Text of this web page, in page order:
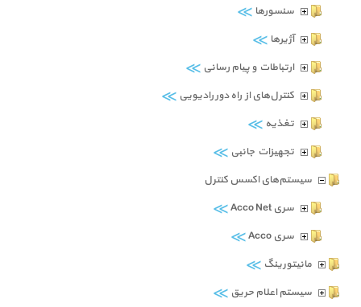
سنسورها ≫
آژیرها ≫
ارتباطات و پیام رسانی ≫
کنترل‌های از راه دور رادیویی ≫
تغذیه ≫
تجهیزات جانبی ≫
سیستم‌های اکسس کنترل
سری Acco Net
≫
سری Acco ≫
مانیتورینگ ≫
سیستم اعلام حریق ≫